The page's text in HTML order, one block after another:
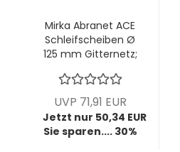
Mirka Abranet ACE
Schleifscheiben Ø
125 mm Gitternetz;
Stck/Pck
UVP 71,91 EUR
Jetzt nur 50,34 EUR
Sie sparen.... 30%